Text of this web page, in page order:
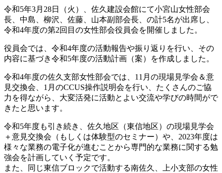
令和5年3月28日（火）、佐久建設会館にて小宮山女性部会
長、中島、柳沢、佐藤、山本副部会長、の計5名が出席し、
令和4年度の第2回目の女性部会役員会を開催しました。
役員会では、令和4年度の活動報告や振り返りを行い、その
内容に基づき令和5年度の活動計画（案）を作成しました。
令和4年度の佐久支部女性部会では、11月の現場見学会＆意
見交換会、1月のCCUS操作説明会を行い、たくさんのご協
力を得ながら、大変活発に活動とよい交流や学びの時間がで
きたと思います。
令和5年度も引き続き、佐久地区（東信地区）の現場見学会
＋意見交換会（もしくは体験型のセミナー）や、2023年度は
様々な業務の電子化が進むことから専門的な業務に関する勉
強会を計画していく予定です。
また、同じ東信ブロックで活動する南佐久、上小支部の女性